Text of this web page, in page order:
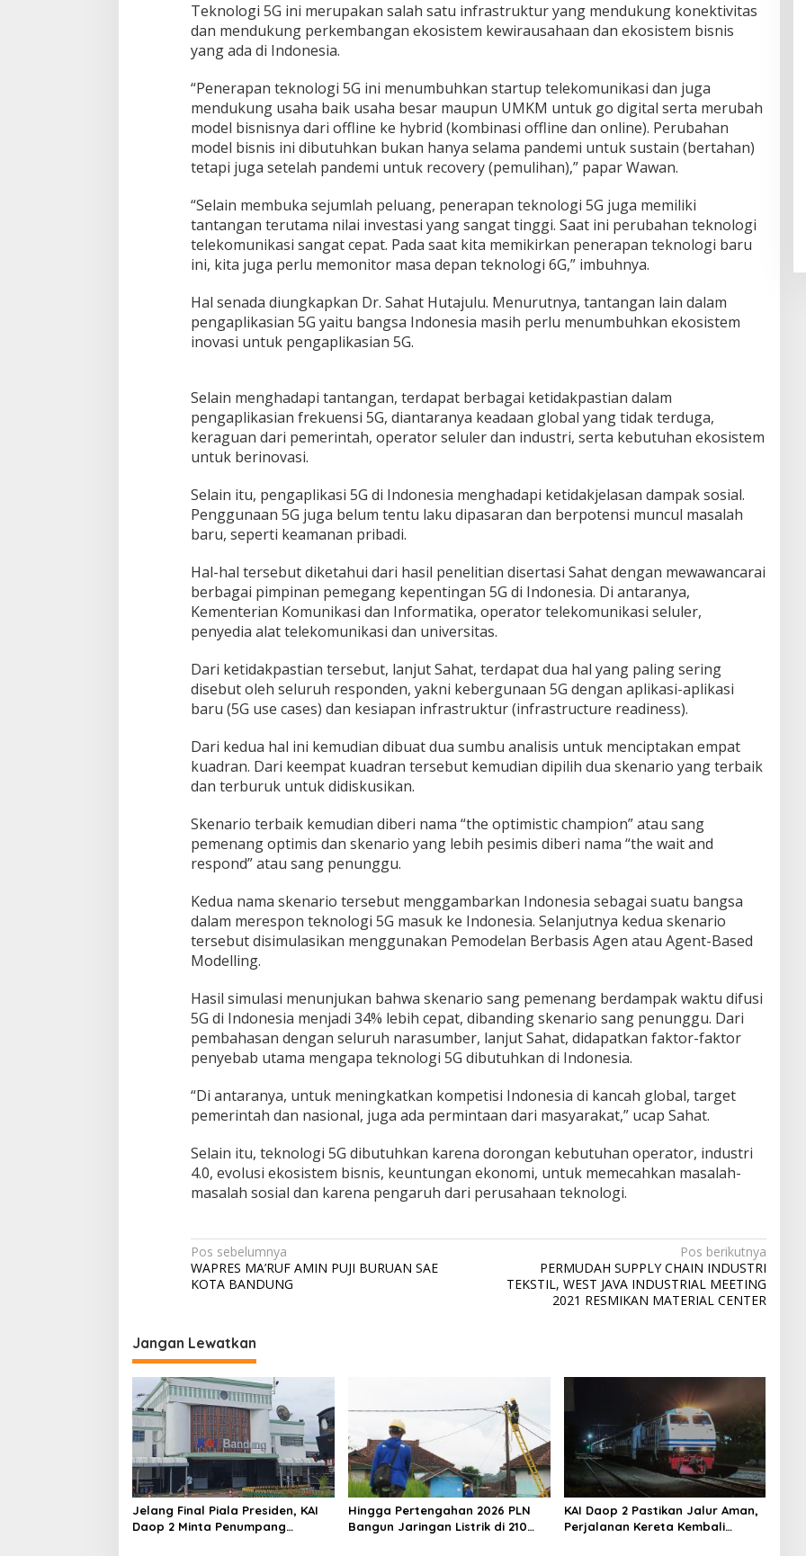
Teknologi 5G ini merupakan salah satu infrastruktur yang mendukung konektivitas
dan mendukung perkembangan ekosistem kewirausahaan dan ekosistem bisnis
yang ada di Indonesia.
“Penerapan teknologi 5G ini menumbuhkan startup telekomunikasi dan juga
mendukung usaha baik usaha besar maupun UMKM untuk go digital serta merubah
model bisnisnya dari offline ke hybrid (kombinasi offline dan online). Perubahan
model bisnis ini dibutuhkan bukan hanya selama pandemi untuk sustain (bertahan)
tetapi juga setelah pandemi untuk recovery (pemulihan),” papar Wawan.
“Selain membuka sejumlah peluang, penerapan teknologi 5G juga memiliki
tantangan terutama nilai investasi yang sangat tinggi. Saat ini perubahan teknologi
telekomunikasi sangat cepat. Pada saat kita memikirkan penerapan teknologi baru
ini, kita juga perlu memonitor masa depan teknologi 6G,” imbuhnya.
Hal senada diungkapkan Dr. Sahat Hutajulu. Menurutnya, tantangan lain dalam
pengaplikasian 5G yaitu bangsa Indonesia masih perlu menumbuhkan ekosistem
inovasi untuk pengaplikasian 5G.
Selain menghadapi tantangan, terdapat berbagai ketidakpastian dalam
pengaplikasian frekuensi 5G, diantaranya keadaan global yang tidak terduga,
keraguan dari pemerintah, operator seluler dan industri, serta kebutuhan ekosistem
untuk berinovasi.
Selain itu, pengaplikasi 5G di Indonesia menghadapi ketidakjelasan dampak sosial.
Penggunaan 5G juga belum tentu laku dipasaran dan berpotensi muncul masalah
baru, seperti keamanan pribadi.
Hal-hal tersebut diketahui dari hasil penelitian disertasi Sahat dengan mewawancarai
berbagai pimpinan pemegang kepentingan 5G di Indonesia. Di antaranya,
Kementerian Komunikasi dan Informatika, operator telekomunikasi seluler,
penyedia alat telekomunikasi dan universitas.
Dari ketidakpastian tersebut, lanjut Sahat, terdapat dua hal yang paling sering
disebut oleh seluruh responden, yakni kebergunaan 5G dengan aplikasi-aplikasi
baru (5G use cases) dan kesiapan infrastruktur (infrastructure readiness).
Dari kedua hal ini kemudian dibuat dua sumbu analisis untuk menciptakan empat
kuadran. Dari keempat kuadran tersebut kemudian dipilih dua skenario yang terbaik
dan terburuk untuk didiskusikan.
Skenario terbaik kemudian diberi nama “the optimistic champion” atau sang
pemenang optimis dan skenario yang lebih pesimis diberi nama “the wait and
respond” atau sang penunggu.
Kedua nama skenario tersebut menggambarkan Indonesia sebagai suatu bangsa
dalam merespon teknologi 5G masuk ke Indonesia. Selanjutnya kedua skenario
tersebut disimulasikan menggunakan Pemodelan Berbasis Agen atau Agent-Based
Modelling.
Hasil simulasi menunjukan bahwa skenario sang pemenang berdampak waktu difusi
5G di Indonesia menjadi 34% lebih cepat, dibanding skenario sang penunggu. Dari
pembahasan dengan seluruh narasumber, lanjut Sahat, didapatkan faktor-faktor
penyebab utama mengapa teknologi 5G dibutuhkan di Indonesia.
“Di antaranya, untuk meningkatkan kompetisi Indonesia di kancah global, target
pemerintah dan nasional, juga ada permintaan dari masyarakat,” ucap Sahat.
Selain itu, teknologi 5G dibutuhkan karena dorongan kebutuhan operator, industri
4.0, evolusi ekosistem bisnis, keuntungan ekonomi, untuk memecahkan masalah-
masalah sosial dan karena pengaruh dari perusahaan teknologi.
Navigasi
pos
Pos sebelumnya
WAPRES MA’RUF AMIN PUJI BURUAN SAE
KOTA BANDUNG
Pos berikutnya
PERMUDAH SUPPLY CHAIN INDUSTRI
TEKSTIL, WEST JAVA INDUSTRIAL MEETING
2021 RESMIKAN MATERIAL CENTER
Jangan Lewatkan
Jelang Final Piala Presiden, KAI
Daop 2 Minta Penumpang
Hingga Pertengahan 2026 PLN
Bangun Jaringan Listrik di 210
KAI Daop 2 Pastikan Jalur Aman,
Perjalanan Kereta Kembali